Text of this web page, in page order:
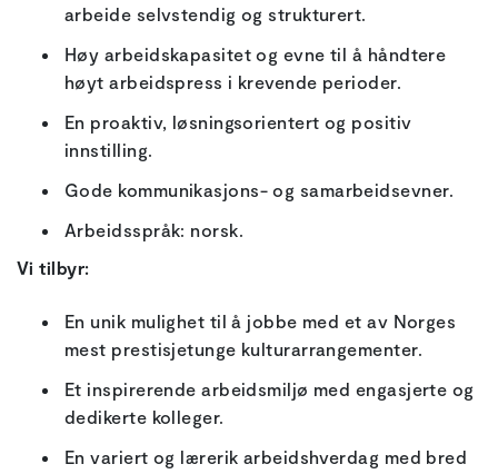
arbeide selvstendig og strukturert.
Høy arbeidskapasitet og evne til å håndtere
høyt arbeidspress i krevende perioder.
En proaktiv, løsningsorientert og positiv
innstilling.
Gode kommunikasjons- og samarbeidsevner.
Arbeidsspråk: norsk.
Vi tilbyr:
En unik mulighet til å jobbe med et av Norges
mest prestisjetunge kulturarrangementer.
Et inspirerende arbeidsmiljø med engasjerte og
dedikerte kolleger.
En variert og lærerik arbeidshverdag med bred